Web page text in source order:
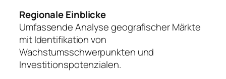
Regionale Einblicke
Umfassende Analyse geografischer Märkte
mit Identifikation von
Wachstumsschwerpunkten und
Investitionspotenzialen.